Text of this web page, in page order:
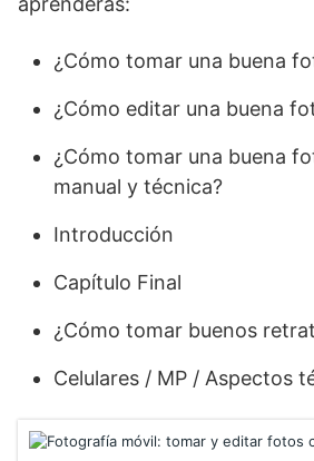
¿Cómo tomar una buena
¿Cómo editar una buena
¿Cómo tomar una buena
manual y técnica?
Introducción
Capítulo Final
¿Cómo tomar buenos
Celulares / MP / Aspectos